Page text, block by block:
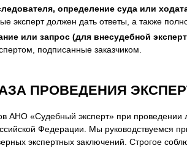
определение суда или
эксперт должен дать ответы, а также
или запрос (для внесудебной
подписанные заказчиком.
ПРОВЕДЕНИЯ
АНО «Судебный эксперт» при проведении
Федерации. Мы руководствуемся
экспертных заключений. Строгое